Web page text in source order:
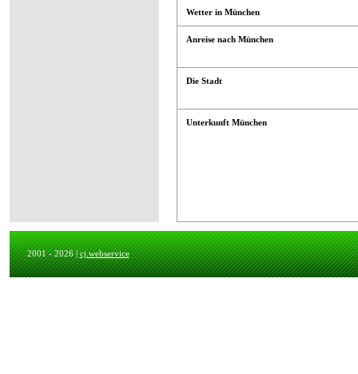
Wetter in München
Anreise nach München
Die Stadt
Unterkunft München
2001 - 2026 |cj.webservice